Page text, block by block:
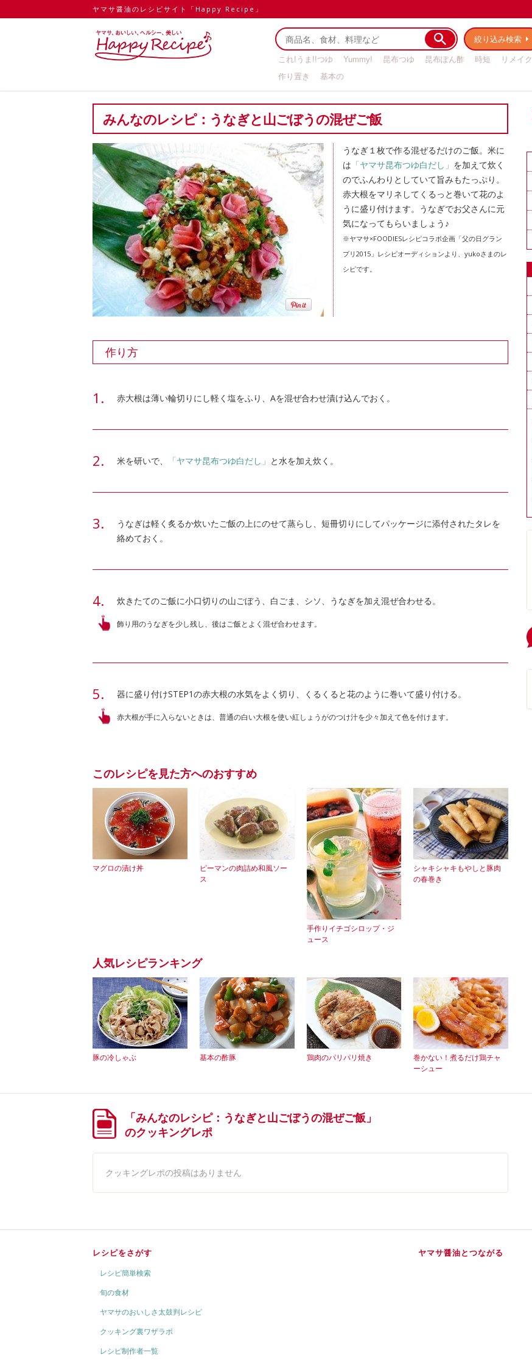
ヤマサ醤油のレシピサイト「Happy Recipe」
絞り込み検索
これ!うま!!つゆ Yummy! 昆布つゆ 昆布ぽん酢 時短
リメイク
作り置き
基本の
みんなのレシピ：うなぎと山ごぼうの混ぜご飯
うなぎ１枚で作る混ぜるだけのご飯。米に
は 「ヤマサ昆布つゆ白だし」 を加えて炊く
のでふんわりとしていて旨みもたっぷり。
赤大根をマリネしてくるっと巻いて花のよ
うに盛り付けます。うなぎでお父さんに元
気になってもらいましょう♪
※ヤマサ×FOODIESレシピコラボ企画「父の日グラン
プリ2015」レシピオーディションより、yukoさまのレ
シピです。
作り方
赤大根は薄い輪切りにし軽く塩をふり、Aを混ぜ合わせ漬け込んでおく。
米を研いで、 「ヤマサ昆布つゆ白だし」 と水を加え炊く。
うなぎは軽く炙るか炊いたご飯の上にのせて蒸らし、短冊切りにしてパッケージに添付されたタレを
絡めておく。
炊きたてのご飯に小口切りの山ごぼう、白ごま、シソ、うなぎを加え混ぜ合わせる。
飾り用のうなぎを少し残し、後はご飯とよく混ぜ合わせます。
器に盛り付けSTEP1の赤大根の水気をよく切り、くるくると花のように巻いて盛り付ける。
赤大根が手に入らないときは、普通の白い大根を使い紅しょうがのつけ汁を少々加えて色を付けます。
このレシピを見た方へのおすすめ
マグロの漬け丼
ピーマンの肉詰め和風ソー
ス
手作りイチゴシロップ・ジ
ュース
シャキシャキもやしと豚肉
の春巻き
人気レシピランキング
豚の冷しゃぶ 基本の酢豚 鶏肉のパリパリ焼き
巻かない！煮るだけ鶏チャ
ーシュー
「みんなのレシピ：うなぎと山ごぼうの混ぜご飯」
のクッキングレポ
クッキングレポの投稿はありません
レシピをさがす
レシピ簡単検索
旬の食材
ヤマサのおいしさ太鼓判レシピ
クッキング裏ワザラボ
レシピ制作者一覧
ヤマサ醤油とつながる